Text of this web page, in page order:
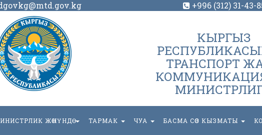
+996 (312) 31-43-
КЫРГЫЗ
ТРАНСПОРТ
ЖӨНҮНДӨ ТАРМАК ЧУА БАСМА СӨЗ КЫЗМАТЫ